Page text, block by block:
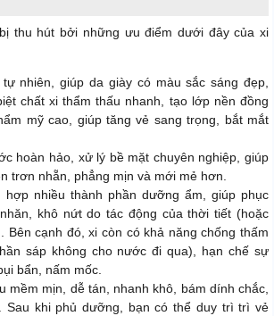
thu hút bởi những ưu điểm dưới đây của xi
nhiên, giúp da giày có màu sắc sáng đẹp,
chất xi thẩm thấu nhanh, tạo lớp nền đồng
mỹ cao, giúp tăng vẻ sang trọng, bắt mắt
hoàn hảo, xử lý bề mặt chuyên nghiệp, giúp
trơn nhẵn, phẳng mịn và mới mẻ hơn.
hợp nhiều thành phần dưỡng ẩm, giúp phục
khô nứt do tác động của thời tiết (hoặc
Bên cạnh đó, xi còn có khả năng chống thấm
sáp không cho nước đi qua), hạn chế sự
bẩn, nấm mốc.
mềm mịn, dễ tán, nhanh khô, bám dính chắc,
Sau khi phủ dưỡng, bạn có thể duy trì trì vẻ